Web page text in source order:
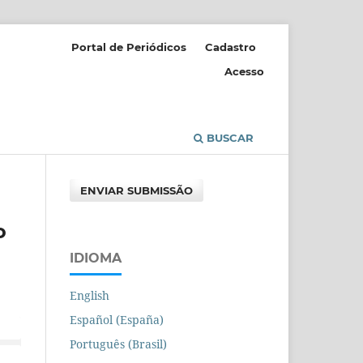
BUSCAR
Portal de Periódicos
Cadastro
Acesso
ENVIAR SUBMISSÃO
IDIOMA
English
Español (España)
Português (Brasil)